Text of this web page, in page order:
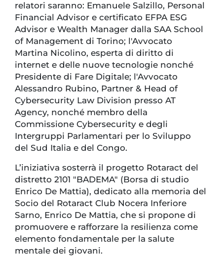
relatori saranno: Emanuele Salzillo, Personal
Financial Advisor e certificato EFPA ESG
Advisor e Wealth Manager dalla SAA School
of Management di Torino; l'Avvocato
Martina Nicolino, esperta di diritto di
internet e delle nuove tecnologie nonché
Presidente di Fare Digitale; l'Avvocato
Alessandro Rubino, Partner & Head of
Cybersecurity Law Division presso AT
Agency, nonché membro della
Commissione Cybersecurity e degli
Intergruppi Parlamentari per lo Sviluppo
del Sud Italia e del Congo.
L’iniziativa sosterrà il progetto Rotaract del
distretto 2101 "BADEMA" (Borsa di studio
Enrico De Mattia), dedicato alla memoria del
Socio del Rotaract Club Nocera Inferiore
Sarno, Enrico De Mattia, che si propone di
promuovere e rafforzare la resilienza come
elemento fondamentale per la salute
mentale dei giovani.